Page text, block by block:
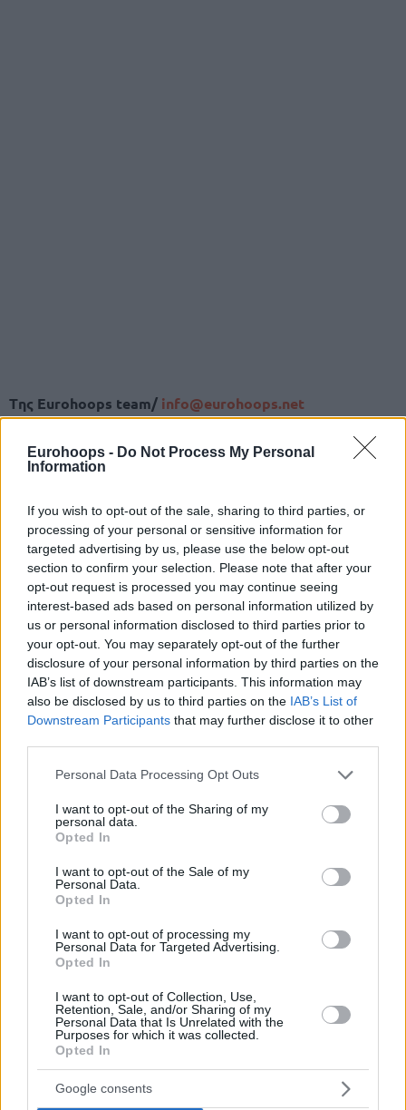
Eurohoops - Do Not Process My Personal
Information
If you wish to opt-out of the sale, sharing to third parties, or
processing of your personal or sensitive information for
targeted advertising by us, please use the below opt-out
section to confirm your selection. Please note that after your
opt-out request is processed you may continue seeing
interest-based ads based on personal information utilized by
us or personal information disclosed to third parties prior to
your opt-out. You may separately opt-out of the further
disclosure of your personal information by third parties on the
IAB’s list of downstream participants. This information may
also be disclosed by us to third parties on the IAB’s List of
Downstream Participants that may further disclose it to other
Please note that this website/app uses one or more Google
not limited to your visit or usage behaviour. You may click to
grant or deny consent to Google and its third-party tags to
use your data for below specified purposes in below Google
consent section.
Personal Data Processing Opt Outs
I want to opt-out of the Sharing of my
personal data.
Opted In
I want to opt-out of the Sale of my
Personal Data.
Opted In
I want to opt-out of processing my
Personal Data for Targeted Advertising.
Opted In
I want to opt-out of Collection, Use,
Retention, Sale, and/or Sharing of my
Personal Data that Is Unrelated with the
Purposes for which it was collected.
Opted In
Google consents
Tης Eurohoops team/ info@eurohoops.net
Ο ανεξάρτητος Ευρωβουλευτής – διεγράφη από τον
ΣΥΡΙΖΑ –Νίκος Παππάς
Παραδέχτηκε ότι “σήκωσε χέρι” πάνω του αλλά όχι ότι τον
γρονθοκόπησε, μετάνιωσε για την πράξη του, ενώ δήλωσε
επίσης στην Φαίη Σκορδά στο MEGA, ότι αρκετοί αθλητές
που θεωρούνται πρότυπα όπως ο Δημήτρης Διαμαντίδης
και ο Γιώργος Πρίντεζης, έχουν παρεκτραπεί κατά το
παρελθόν.
“Ο καθένας έχει την αισθητική του και το ταμπεραμέντο
του. Ο καθένας αξιολογεί με βάση τα δικά του κριτήρια.
Θες να σου πω παραδείγματα αθλητών που εσύ
επιφανειακά που τα παρακολουθείς άμα σου πω ονόματα
θα μου πεις “υπέροχος τύπος, Άγιος”.
Θες ας πούμε όταν οΔιαμαντίδης έφτυνε
κάποιον
αντίπαλο, όταν ο
άνθρωπο; Θέλω να σου πω ότι και οι πιο
σπουδαίοι
αθλητέςκαι τακαλύτερα παιδιά